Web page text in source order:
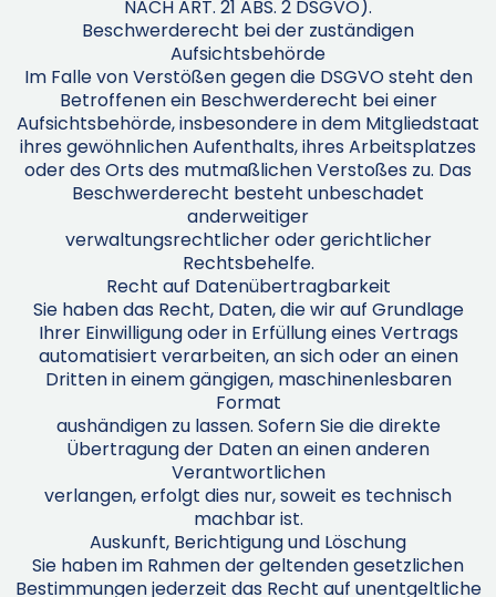
NACH ART. 21 ABS. 2 DSGVO).
Beschwerderecht bei der zuständigen
Aufsichtsbehörde
Im Falle von Verstößen gegen die DSGVO steht den
Betroffenen ein Beschwerderecht bei einer
Aufsichtsbehörde, insbesondere in dem Mitgliedstaat
ihres gewöhnlichen Aufenthalts, ihres Arbeitsplatzes
oder des Orts des mutmaßlichen Verstoßes zu. Das
Beschwerderecht besteht unbeschadet
anderweitiger
verwaltungsrechtlicher oder gerichtlicher
Rechtsbehelfe.
Recht auf Datenübertragbarkeit
Sie haben das Recht, Daten, die wir auf Grundlage
Ihrer Einwilligung oder in Erfüllung eines Vertrags
automatisiert verarbeiten, an sich oder an einen
Dritten in einem gängigen, maschinenlesbaren
Format
aushändigen zu lassen. Sofern Sie die direkte
Übertragung der Daten an einen anderen
Verantwortlichen
verlangen, erfolgt dies nur, soweit es technisch
machbar ist.
Auskunft, Berichtigung und Löschung
Sie haben im Rahmen der geltenden gesetzlichen
Bestimmungen jederzeit das Recht auf unentgeltliche